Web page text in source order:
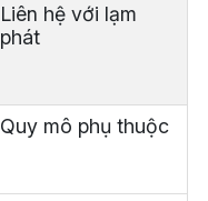
Liên hệ với lạm
phát
Quy mô phụ thuộc